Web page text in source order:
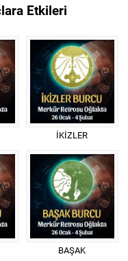
Etkileri
İKİZLER
BAŞAK